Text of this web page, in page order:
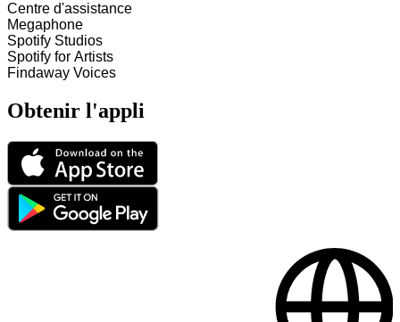
Centre d'assistance
Megaphone
Spotify Studios
Spotify for Artists
Findaway Voices
Obtenir l'appli